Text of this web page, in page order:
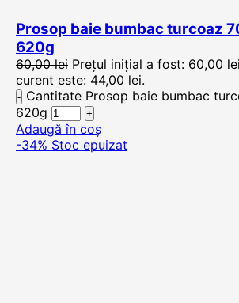
Prosop baie bumbac turcoaz
620g
60,00lei Prețul inițial a fost: 60,00
curent este: 44,00 lei.
Cantitate Prosop baie bumbac
620g
Adaugă în coș
-34% Stoc epuizat